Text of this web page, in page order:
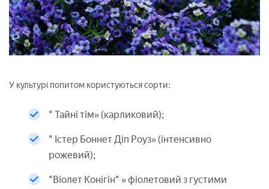
У культурі попитом користуються сорти:
" Тайні тім» (карликовий);
" Істер Боннет Діп Роуз» (інтенсивно
рожевий);
"Віолет Конігін" » фіолетовий з густими